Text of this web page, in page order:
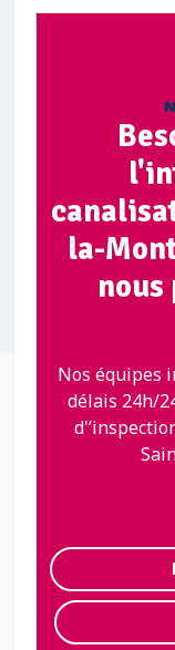
la-
nous
Nos équipes
délais 24h/